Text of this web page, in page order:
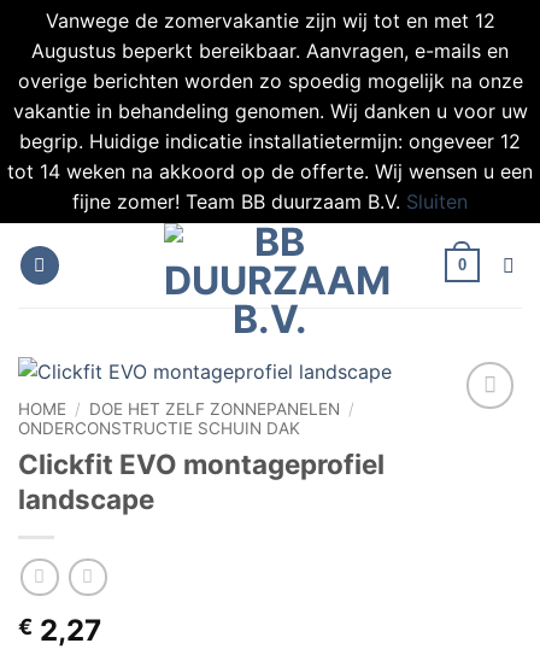
Vanwege de zomervakantie zijn wij tot en met 12
Augustus beperkt bereikbaar. Aanvragen, e-mails en
overige berichten worden zo spoedig mogelijk na onze
vakantie in behandeling genomen. Wij danken u voor uw
begrip. Huidige indicatie installatietermijn: ongeveer 12
tot 14 weken na akkoord op de offerte. Wij wensen u een
fijne zomer! Team BB duurzaam B.V. Sluiten
naar
0
HOME / DOE HET ZELF ZONNEPANELEN /
ONDERCONSTRUCTIE SCHUIN DAK
Clickfit EVO montageprofiel
landscape
€ 2,27